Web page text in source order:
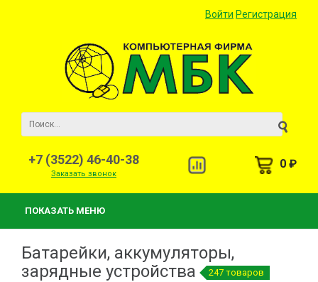
Войти Регистрация
+7 (3522) 46-40-38
Заказать звонок
0 ₽
ПОКАЗАТЬ МЕНЮ
Батарейки, аккумуляторы,
зарядные устройства
247 товаров